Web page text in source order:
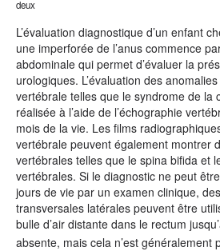
deux
L’évaluation diagnostique d’un enfant
une imperforée de l’anus commence
abdominale qui permet d’évaluer la
urologiques. L’évaluation des
vertébrale telles que le syndrome de la
réalisée à l’aide de l’échographie
mois de la vie. Les films
vertébrale peuvent également montrer
vertébrales telles que le spina bifida et
vertébrales. Si le diagnostic ne peut
jours de vie par un examen clinique,
transversales latérales peuvent être
bulle d’air distante dans le rectum
absente, mais cela n’est généralement